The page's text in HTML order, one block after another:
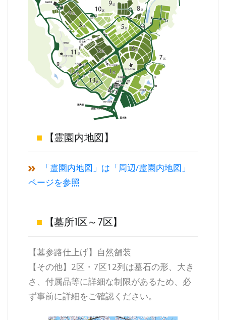
■ 【霊園内地図】
「霊園内地図」は「周辺/霊園内地図」
ページを参照
■ 【墓所1区～7区】
【墓参路仕上げ】自然舗装
【その他】2区・7区12列は墓石の形、大き
さ、付属品等に詳細な制限があるため、必
ず事前に詳細をご確認ください。